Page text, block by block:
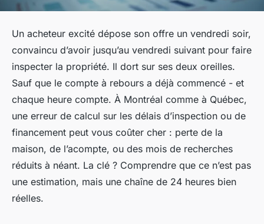
Un acheteur excité dépose son offre un vendredi soir,
convaincu d’avoir jusqu’au vendredi suivant pour faire
inspecter la propriété. Il dort sur ses deux oreilles.
Sauf que le compte à rebours a déjà commencé - et
chaque heure compte. À Montréal comme à Québec,
une erreur de calcul sur les délais d’inspection ou de
financement peut vous coûter cher : perte de la
maison, de l’acompte, ou des mois de recherches
réduits à néant. La clé ? Comprendre que ce n’est pas
une estimation, mais une chaîne de 24 heures bien
réelles.